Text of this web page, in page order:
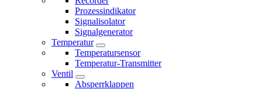
Prozessindikator
Signalisolator
Signalgenerator
Temperatur
Temperatursensor
Temperatur-Transmitter
Ventil
Absperrklappen